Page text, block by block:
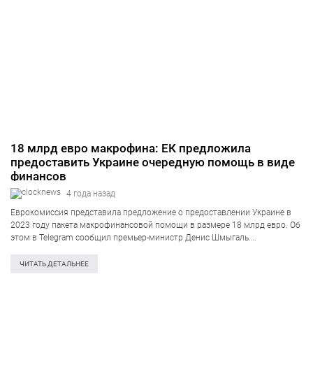
18 млрд евро макрофина: ЕК предложила
предоставить Украине очередную помощь в виде
финансов
4 года назад
Еврокомиссия представила предложение о предоставлении Украине в
2023 году пакета макрофинансовой помощи в размере 18 млрд евро. Об
этом в Telegram сообщил премьер-министр Денис Шмыгаль.
Украине в 2023 году пакета макрофинансовой помощи в размере…
ЧИТАТЬ ДЕТАЛЬНЕЕ